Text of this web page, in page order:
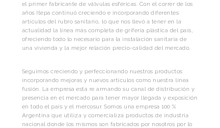
el primer fabricante de válvulas esféricas. Con el correr de los
años Itepa continuó creciendo e incorporando diferentes
artículos del rubro sanitario, lo que nos llevó a tener en la
actualidad la línea más completa de grifería plástica del país,
ofreciendo todo lo necesario para la instalación sanitaria de
una vivienda y la mejor relación precio-calidad del mercado.
Seguimos creciendo y perfeccionando nuestros productos
incorporando mejoras y nuevos artículos como nuestra línea
fusión. La empresa esta re armando su canal de distribución y
presencia en el mercado para tener mayor llegada y exposición
en todo el país y el mercosur. Somos una empresa 100 %
Argentina que utiliza y comercializa productos de industria
nacional donde los mismos son fabricados por nosotros por lo